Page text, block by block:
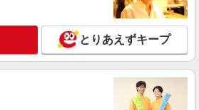
とりあえずキープ